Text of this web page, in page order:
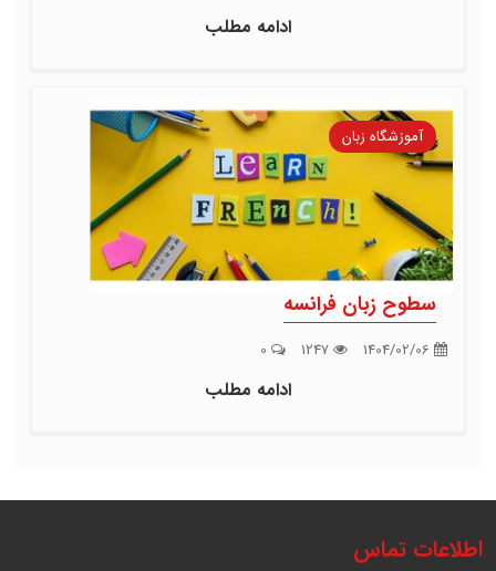
ادامه مطلب
آموزشگاه زبان
سطوح زبان فرانسه
ادامه مطلب
اطلاعات تماس